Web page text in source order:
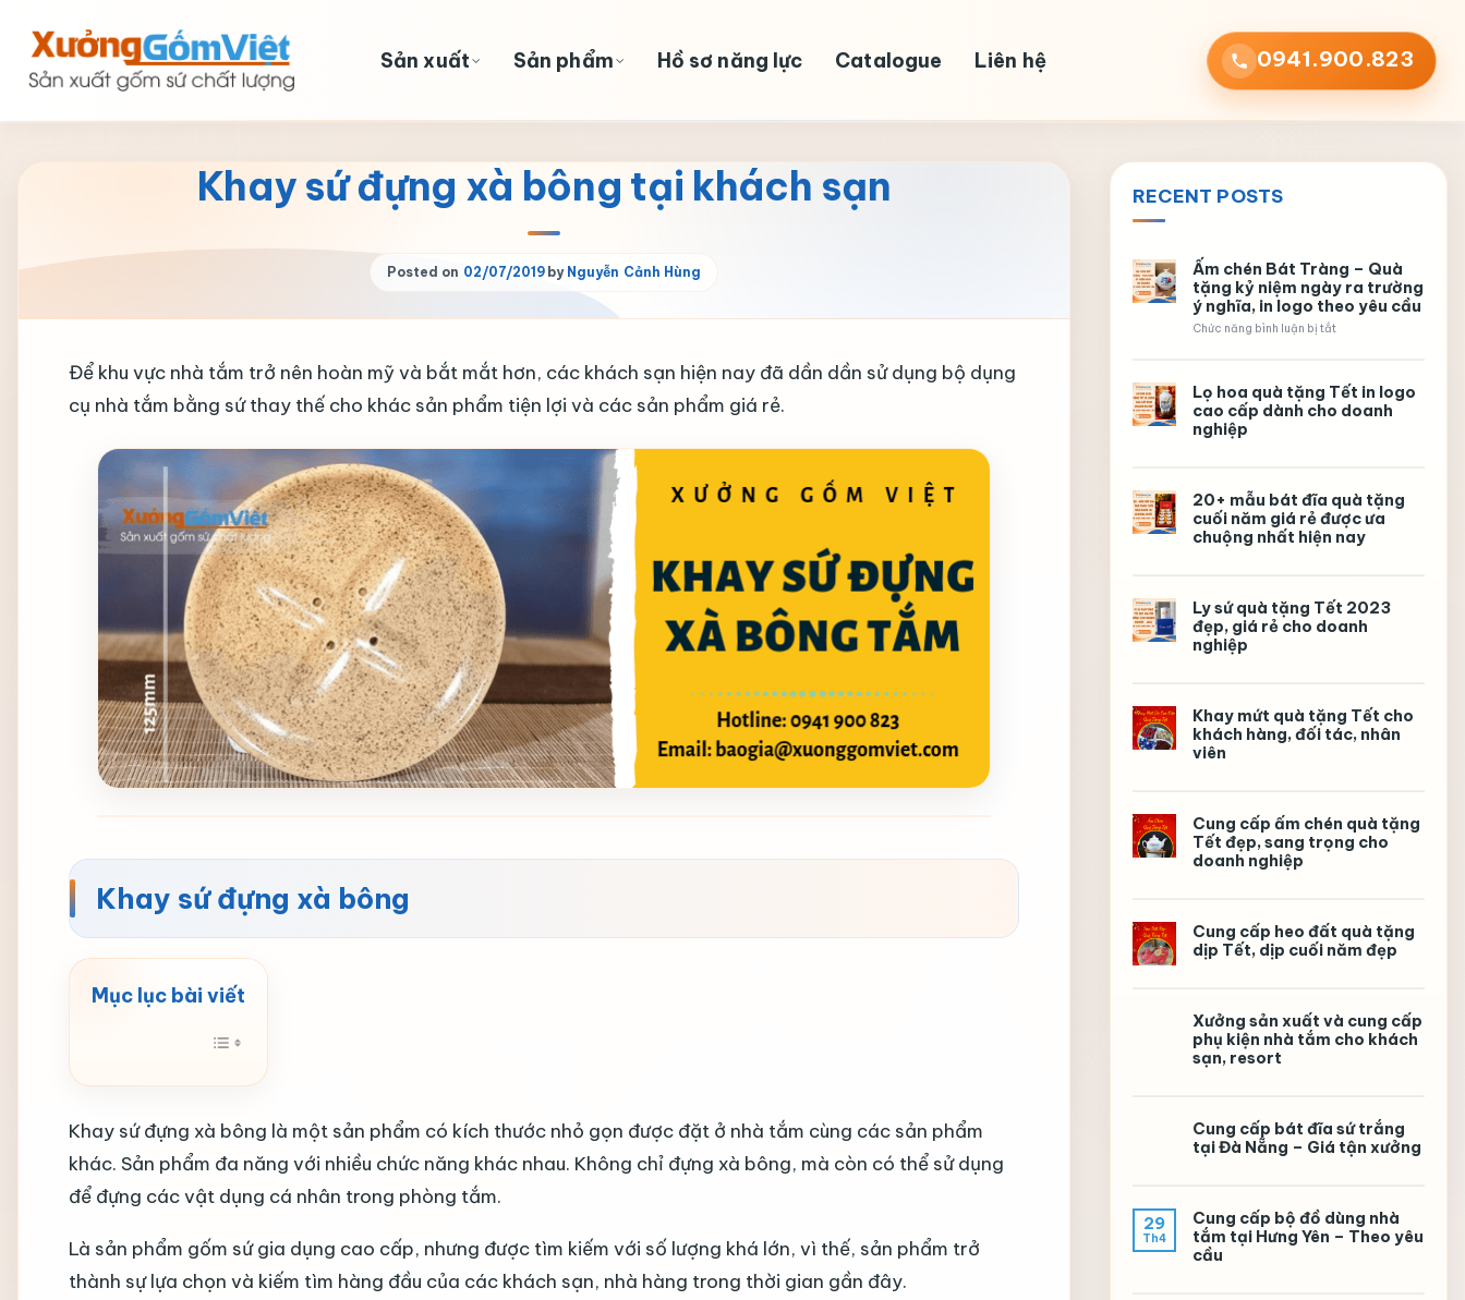
content
Sản xuất Sản phẩm Hồ sơ năng lực Catalogue Liên hệ 0941.900.823
Khay sứ đựng xà bông tại khách sạn
Posted on 02/07/2019 by Nguyễn Cảnh Hùng
Để khu vực nhà tắm trở nên hoàn mỹ và bắt mắt hơn, các khách sạn hiện nay đã dần dần sử dụng bộ dụng
cụ nhà tắm bằng sứ thay thế cho khác sản phẩm tiện lợi và các sản phẩm giá rẻ.
Khay sứ đựng xà bông
Khay sứ đựng xà bông là một sản phẩm có kích thước nhỏ gọn được đặt ở nhà tắm cùng các sản phẩm
khác. Sản phẩm đa năng với nhiều chức năng khác nhau. Không chỉ đựng xà bông, mà còn có thể sử dụng
để đựng các vật dụng cá nhân trong phòng tắm.
Là sản phẩm gốm sứ gia dụng cao cấp, nhưng được tìm kiếm với số lượng khá lớn, vì thế, sản phẩm trở
thành sự lựa chọn và kiếm tìm hàng đầu của các khách sạn, nhà hàng trong thời gian gần đây.
RECENT POSTS
Ấm chén Bát Tràng – Quà
tặng kỷ niệm ngày ra trường
ý nghĩa, in logo theo yêu cầu
Chức năng bình luận bị tắtở
Tràng
Quà
ra
trường
ý
nghĩa,
yêu
cầu
Lọ hoa quà tặng Tết in logo
cao cấp dành cho doanh
nghiệp
20+ mẫu bát đĩa quà tặng
cuối năm giá rẻ được ưa
chuộng nhất hiện nay
Ly sứ quà tặng Tết 2023
đẹp, giá rẻ cho doanh
nghiệp
Khay mứt quà tặng Tết cho
khách hàng, đối tác, nhân
viên
Cung cấp ấm chén quà tặng
Tết đẹp, sang trọng cho
doanh nghiệp
Cung cấp heo đất quà tặng
dịp Tết, dịp cuối năm đẹp
Xưởng sản xuất và cung cấp
phụ kiện nhà tắm cho khách
sạn, resort
Cung cấp bát đĩa sứ trắng
tại Đà Nẵng – Giá tận xưởng
29
Th4
Cung cấp bộ đồ dùng nhà
tắm tại Hưng Yên – Theo yêu
cầu